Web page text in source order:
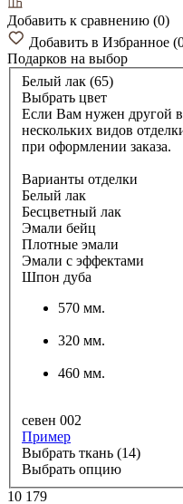
Добавить к сравнению (0)
Добавить в Избранное (
Подарков на выбор
Белый лак (65)
Выбрать цвет
Если Вам нужен другой
нескольких видов
при оформлении заказа.
Варианты отделки
Белый лак
Бесцветный лак
Эмали бейц
Плотные эмали
Эмали с эффектами
Шпон дуба
570 мм.
320 мм.
460 мм.
севен 002
Пример
Выбрать ткань (14)
Выбрать опцию
10 179